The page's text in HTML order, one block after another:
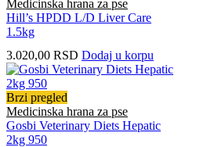
Medicinska hrana za pse
Hill’s HPDD L/D Liver Care
1.5kg
3.020,00 RSD Dodaj u korpu
Brzi pregled
Medicinska hrana za pse
Gosbi Veterinary Diets Hepatic
2kg 950